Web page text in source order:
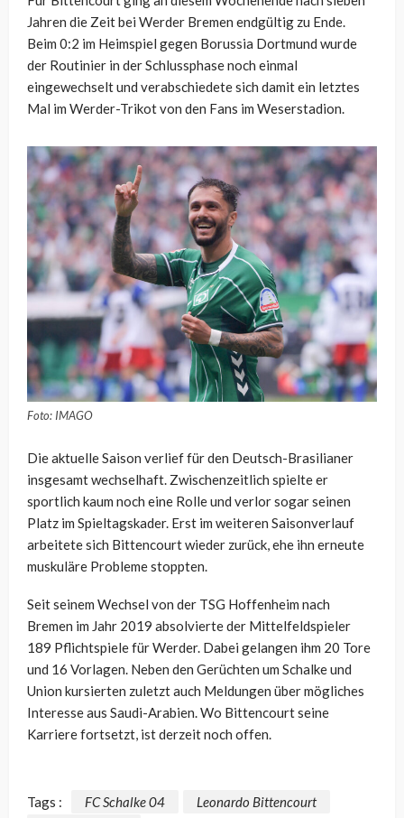
Jahren die Zeit bei Werder Bremen endgültig zu Ende.
Beim 0:2 im Heimspiel gegen Borussia Dortmund wurde
der Routinier in der Schlussphase noch einmal
eingewechselt und verabschiedete sich damit ein letztes
Mal im Werder-Trikot von den Fans im Weserstadion.
Foto: IMAGO
Die aktuelle Saison verlief für den Deutsch-Brasilianer
insgesamt wechselhaft. Zwischenzeitlich spielte er
sportlich kaum noch eine Rolle und verlor sogar seinen
Platz im Spieltagskader. Erst im weiteren Saisonverlauf
arbeitete sich Bittencourt wieder zurück, ehe ihn erneute
muskuläre Probleme stoppten.
Seit seinem Wechsel von der TSG Hoffenheim nach
Bremen im Jahr 2019 absolvierte der Mittelfeldspieler
189 Pflichtspiele für Werder. Dabei gelangen ihm 20 Tore
und 16 Vorlagen. Neben den Gerüchten um Schalke und
Union kursierten zuletzt auch Meldungen über mögliches
Interesse aus Saudi-Arabien. Wo Bittencourt seine
Karriere fortsetzt, ist derzeit noch offen.
Tags : FC Schalke 04
Leonardo Bittencourt